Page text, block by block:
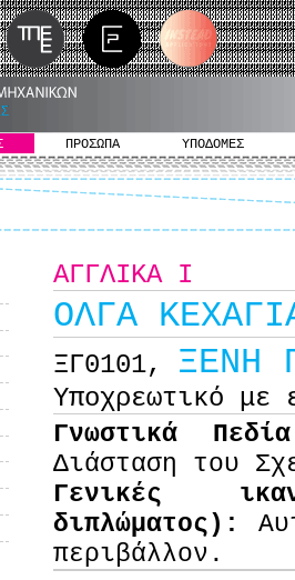
ΠΡΟΣΩΠΑ ΥΠΟΔΟΜΕΣ
ΑΓΓΛΙΚΑ Ι
ΟΛΓΑ
ΞΓ0101, ΞΕΝΗ
Υποχρεωτικό
Γνωστικά
Διάσταση του
Γενικές
διπλώματος):
περιβάλλον.